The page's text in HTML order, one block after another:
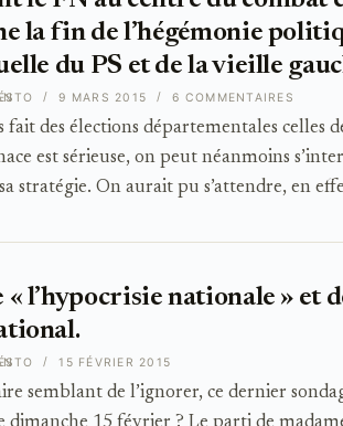
la fin de l’hégémonie
du PS et de la vieille
fait des élections départementales celles
est sérieuse, on peut néanmoins
stratégie. On aurait pu s’attendre, en
9 MARS 2015 6 COMMENTAIRES
l’hypocrisie nationale » et
semblant de l’ignorer, ce dernier
15 FÉVRIER 2015